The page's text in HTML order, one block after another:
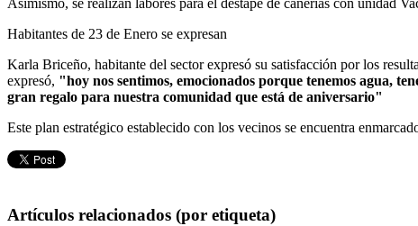
Asimismo, se realizan labores para el destape de cañerías con unidad
Habitantes de 23 de Enero se expresan
Karla Briceño, habitante del sector expresó su satisfacción por los
expresó, "hoy nos sentimos, emocionados porque tenemos agua,
gran regalo para nuestra comunidad que está de aniversario"
Este plan estratégico establecido con los vecinos se encuentra
Artículos relacionados (por etiqueta)